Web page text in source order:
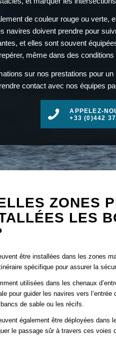
de couleur rouge ou verte,
navires doivent prendre pour
et elles sont souvent
même dans des conditions
sur nos prestations pour un
contact avec nos équipes
APPELEZ-
+33 (0)442
ZONES
LES
être installées dans les zones
spécifique pour assurer la
utilisées dans les chenaux
pour guider les navires vers
de sable ou les récifs.
également être déployées dans
le passage sûr à travers ces voies